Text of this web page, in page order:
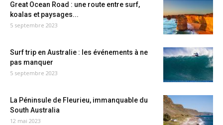
Great Ocean Road : une route entre surf,
koalas et paysages...
5 septembre 2023
Surf trip en Australie : les événements à ne
pas manquer
5 septembre 2023
La Péninsule de Fleurieu, immanquable du
South Australia
12 mai 2023